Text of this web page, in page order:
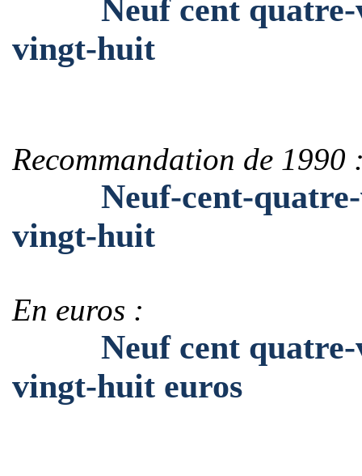
Neuf cent quatre-
vingt-huit
Recommandation de 1990
Neuf-cent-quatre-
vingt-huit
En euros :
Neuf cent quatre-
vingt-huit euros